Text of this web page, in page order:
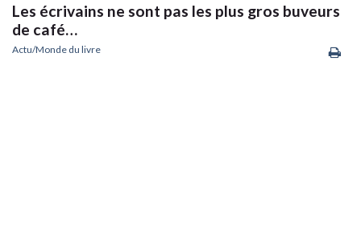
Les écrivains ne sont pas les plus gros buveurs
de café…
Actu/Monde du livre